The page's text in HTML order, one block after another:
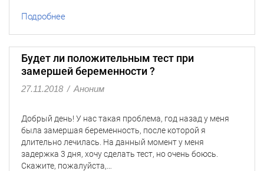
Подробнее
Будет ли положительным тест при
замершей беременности ?
27.11.2018 / Аноним
Добрый день! У нас такая проблема, год назад у меня
была замершая беременность, после которой я
длительно лечилась. На данный момент у меня
задержка 3 дня, хочу сделать тест, но очень боюсь.
Скажите, пожалуйста,…